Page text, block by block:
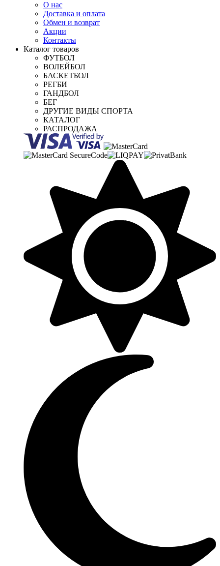
О нас
Доставка и оплата
Обмен и возврат
Акции
Контакты
Каталог товаров
ФУТБОЛ
ВОЛЕЙБОЛ
БАСКЕТБОЛ
РЕГБИ
ГАНДБОЛ
БЕГ
ДРУГИЕ ВИДЫ СПОРТА
КАТАЛОГ
РАСПРОДАЖА